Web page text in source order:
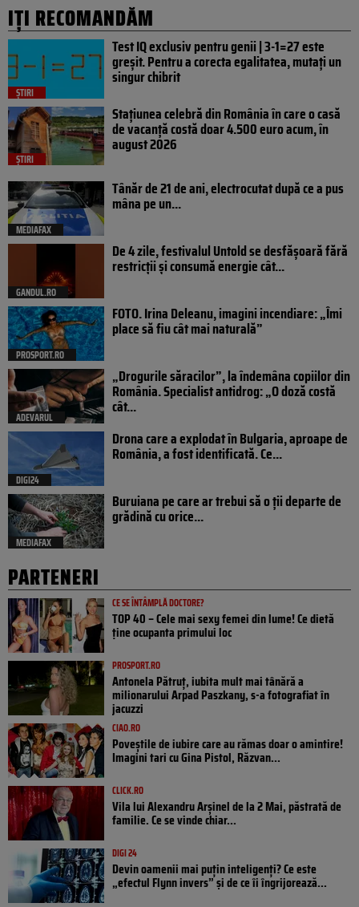
IȚI RECOMANDĂM
ȘTIRI
Test IQ exclusiv pentru genii | 3-1=27 este
greșit. Pentru a corecta egalitatea, mutați un
singur chibrit
ȘTIRI
Stațiunea celebră din România în care o casă
de vacanță costă doar 4.500 euro acum, în
august 2026
MEDIAFAX
Tânăr de 21 de ani, electrocutat după ce a pus
mâna pe un...
GANDUL.RO
De 4 zile, festivalul Untold se desfășoară fără
restricții și consumă energie cât...
PROSPORT.RO
FOTO. Irina Deleanu, imagini incendiare: „Îmi
place să fiu cât mai naturală”
ADEVARUL
„Drogurile săracilor”, la îndemâna copiilor din
România. Specialist antidrog: „O doză costă
cât...
DIGI24
Drona care a explodat în Bulgaria, aproape de
România, a fost identificată. Ce...
MEDIAFAX
Buruiana pe care ar trebui să o ții departe de
grădină cu orice...
PARTENERI
CE SE ÎNTÂMPLĂ DOCTORE?
TOP 40 – Cele mai sexy femei din lume! Ce dietă
ține ocupanta primului loc
PROSPORT.RO
Antonela Pătruț, iubita mult mai tânără a
milionarului Arpad Paszkany, s-a fotografiat în
jacuzzi
CIAO.RO
Poveştile de iubire care au rămas doar o amintire!
Imagini tari cu Gina Pistol, Răzvan...
CLICK.RO
Vila lui Alexandru Arșinel de la 2 Mai, păstrată de
familie. Ce se vinde chiar...
DIGI 24
Devin oamenii mai puțin inteligenți? Ce este
„efectul Flynn invers” și de ce îi îngrijorează...